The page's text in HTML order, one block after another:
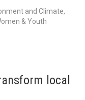
and Climate,
& Youth
local